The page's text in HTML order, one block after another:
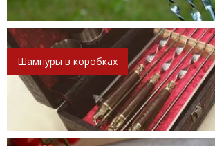
Шампуры в коробках